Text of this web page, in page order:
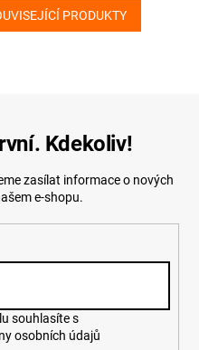
PRODUKTY
Kdekoliv!
zasílat informace o nových
e-shopu.
osobních údajů